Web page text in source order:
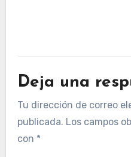
Deja una
Tu dirección de correo
publicada. Los campos
con *